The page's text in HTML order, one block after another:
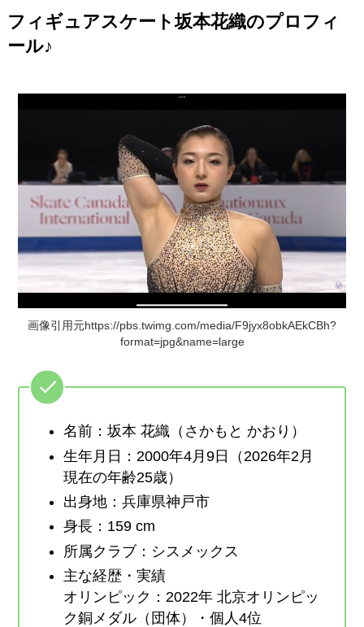
フィギュアスケート坂本花織のプロフィ
ール♪
画像引用元https://pbs.twimg.com/media/F9jyx8obkAEkCBh?
format=jpg&name=large
名前：坂本 花織（さかもと かおり）
生年月日：2000年4月9日（2026年2月
現在の年齢25歳）
出身地：兵庫県神戸市
身長：159 cm
所属クラブ：シスメックス
主な経歴・実績
オリンピック：2022年 北京オリンピッ
ク銅メダル（団体）・個人4位